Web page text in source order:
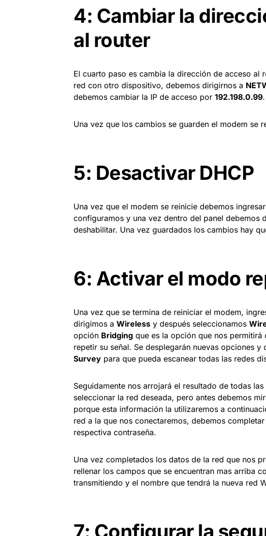
4: Cambiar la
al router
El cuarto paso es cambia la dirección de acceso al
red con otro dispositivo, debemos dirigirnos a
debemos cambiar la IP de acceso por 192.198.0.99.
Una vez que los cambios se guarden el modem se
5: Desactivar DHCP
Una vez que el modem se reinicie debemos
configuramos y una vez dentro del panel debemos
deshabilitar. Una vez guardados los cambios hay
6: Activar el modo
Una vez que se termina de reiniciar el modem,
dirigimos a Wireless y después seleccionamos
opción Bridging que es la opción que nos
repetir su señal. Se desplegarán nuevas opciones
Survey para que pueda escanear todas las redes
Seguidamente nos arrojará el resultado de todas
seleccionar la red deseada, pero antes debemos
porque esta información la utilizaremos a
red a la que nos conectaremos, debemos
respectiva contraseña.
Una vez completados los datos de la red que nos
rellenar los campos que se encuentran mas arriba
transmitiendo y el nombre que tendrá la nueva red